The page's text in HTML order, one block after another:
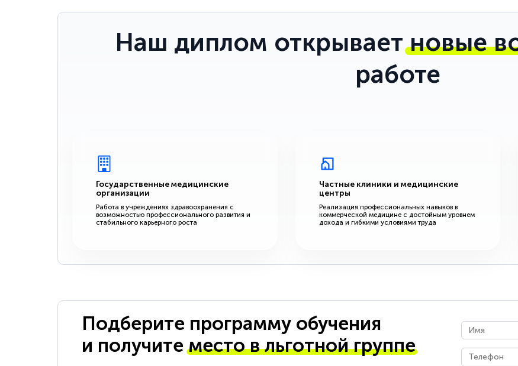
Наш диплом открываетновые
работе
Государственные медицинские
организации
Работа в учреждениях здравоохранения с
возможностью профессионального развития и
стабильного карьерного роста
Частные клиники и медицинские
центры
Реализация профессиональных навыков в
коммерческой медицине с достойным уровнем
дохода и гибкими условиями труда
Подберите программу обучения
и получитеместо в льготной группе